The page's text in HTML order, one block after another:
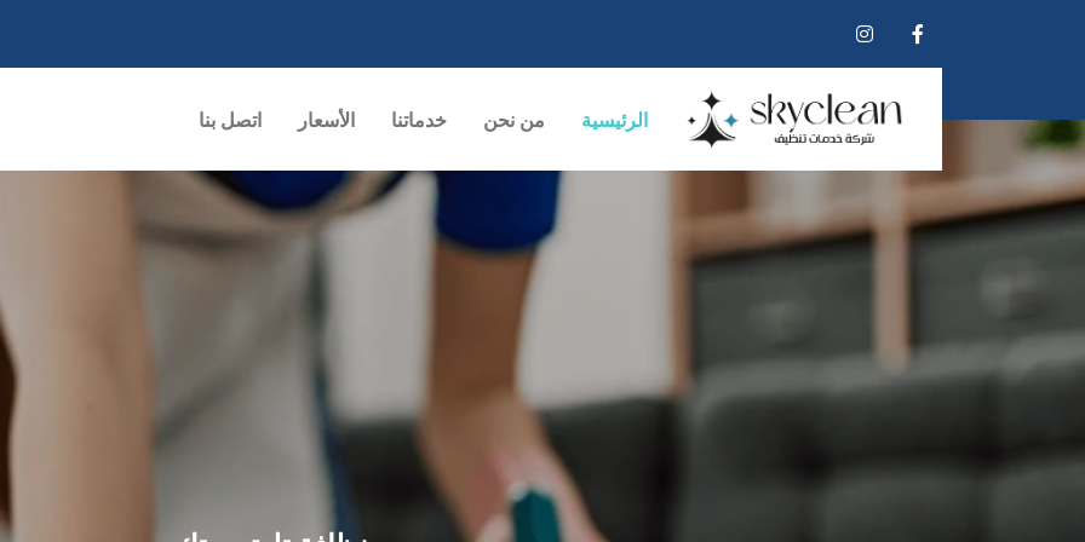
الرئيسية من نحن خدماتنا الأسعار اتصل بنا
ساعات قليلة